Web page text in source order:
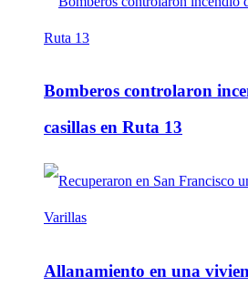
Bomberos controlaron
casillas en Ruta 13
Allanamiento en una